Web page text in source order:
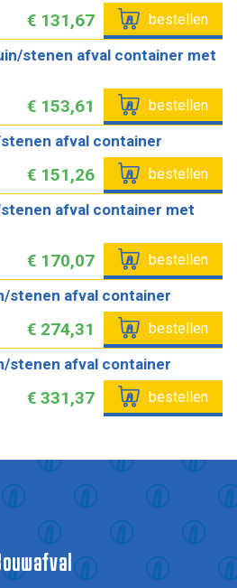
€ 131,67 bestellen
stenen afval container met
€ 153,61 bestellen
afval container
€ 151,26 bestellen
afval container met
€ 170,07 bestellen
stenen afval container
€ 274,31 bestellen
stenen afval container
€ 331,37 bestellen